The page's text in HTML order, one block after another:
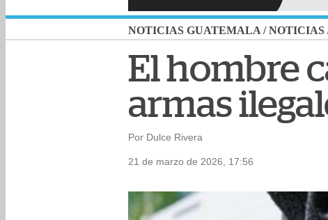
NOTICIAS GUATEMALA /NOTICIAS
El hombre
armas
Por Dulce Rivera
21 de marzo de 2026, 17:56